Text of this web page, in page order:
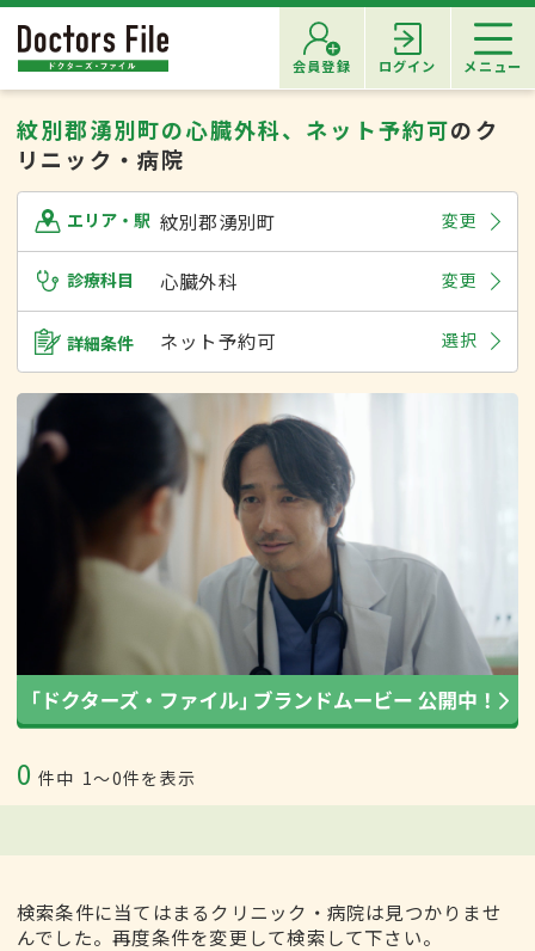
会員登録 ログイン メニュー
紋別郡湧別町の心臓外科、ネット予約可のク
リニック・病院
エリア・駅 紋別郡湧別町 変更
診療科目 心臓外科 変更
詳細条件 ネット予約可 選択
0 件中 1〜0件を表示
検索条件に当てはまるクリニック・病院は見つかりませ
んでした。再度条件を変更して検索して下さい。